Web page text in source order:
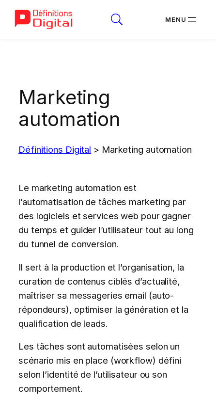
Marketing
automation
Définitions Digital > Marketing automation
Le marketing automation est
l’automatisation de tâches marketing par
des logiciels et services web pour gagner
du temps et guider l’utilisateur tout au long
du tunnel de conversion.
Il sert à la production et l’organisation, la
curation de contenus ciblés d’actualité,
maîtriser sa messageries email (auto-
répondeurs), optimiser la génération et la
qualification de leads.
Les tâches sont automatisées selon un
scénario mis en place (workflow) défini
selon l’identité de l’utilisateur ou son
comportement.